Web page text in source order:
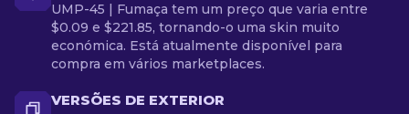
UMP-45 | Fumaça tem um preço que varia entre
$0.09 e $221.85, tornando-o uma skin muito
económica. Está atualmente disponível para
compra em vários marketplaces.
VERSÕES DE EXTERIOR